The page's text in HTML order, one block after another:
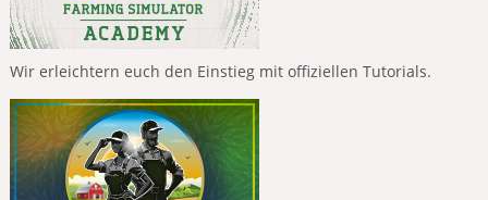
Wir erleichtern euch den Einstieg mit offiziellen Tutorials.